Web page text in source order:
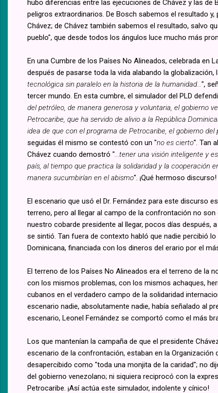
hubo diferencias entre las ejecuciones de Chávez y las
peligros extraordinarios. De Bosch sabemos el resultado
Chávez; de Chávez también sabemos el resultado, salvo
pueblo", que desde todos los ángulos luce mucho más
En una Cumbre de los Países No Alineados, celebrada en
después de pasarse toda la vida alabando la globalización,
tecnológica sin paralelo en la historia de la humanidad... ",
tercer mundo. En esta cumbre, el simulador del PLD
del petróleo, de manera generosa y voluntaria, el gobierno
Petrocaribe, que ha servido de alivio a la República
idea de que con el programa de Petrocaribe, el gobierno
seguidas él mismo se contestó con un "no es cierto". Tan
Chávez cuando demostró " ...tener una visión inteligente y
país, al tiempo que practica la solidaridad y la cooperación
manera sucumbirían en el abismo". ¡Qué hermoso discurso!
El escenario que usó el Dr. Fernández para este discurso
terreno, pero al llegar al campo de la confrontación no
nuestro cobarde presidente al llegar, pocos días después,
se sintió. Tan fuera de contexto habló que nadie percibió
Dominicana, financiada con los dineros del erario por el
El terreno de los Países No Alineados era el terreno de la
con los mismos problemas, con los mismos achaques,
cubanos en el verdadero campo de la solidaridad
escenario nadie, absolutamente nadie, había señalado al
escenario, Leonel Fernández se comportó como el más
Los que mantenían la campaña de que el presidente
escenario de la confrontación, estaban en la
desapercibido como "toda una monjita de la caridad"; no
del gobierno venezolano; ni siquiera reciprocó con la
Petrocaribe. ¡Así actúa este simulador, indolente y cínico!